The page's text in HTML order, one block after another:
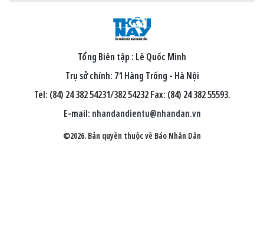
Tổng Biên tập : Lê Quốc Minh
Trụ sở chính: 71 Hàng Trống - Hà Nội
Tel: (84) 24 382 54231/382 54232 Fax: (84) 24 382 55593.
E-mail: nhandandientu@nhandan.vn
©2026. Bản quyền thuộc về Báo Nhân Dân